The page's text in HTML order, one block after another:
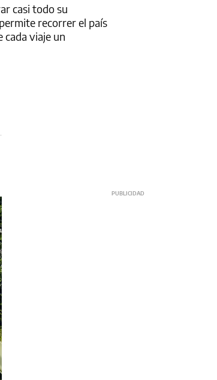
casi todo su
recorrer el país
cada viaje un